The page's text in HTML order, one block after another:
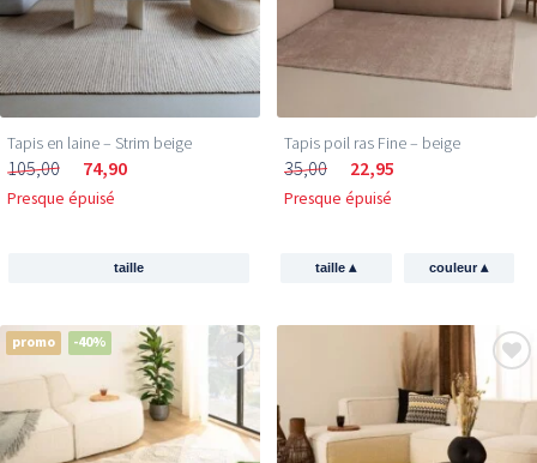
Tapis en laine – Strim beige
105,00 74,90
Presque épuisé
taille
Tapis poil ras Fine – beige
35,00 22,95
Presque épuisé
taille▴ couleur▴
promo -40%